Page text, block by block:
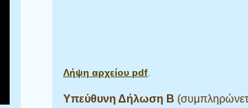
Λήψη αρχείου pdf
Υπεύθυνη Δήλωση Β